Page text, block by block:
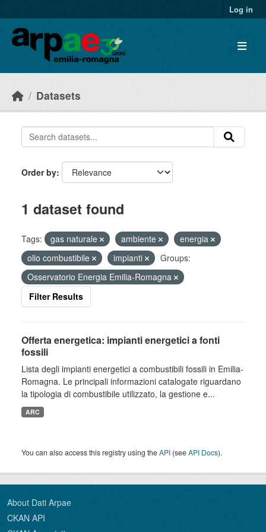
Log in
Datasets
Order by
1 dataset found
Tags: gas naturale ambiente
energia
olio combustibile
impianti
Groups:
Osservatorio Energia Emilia-Romagna
Filter Results
Offerta energetica: impianti energetici a fonti
fossili
Lista degli impianti energetici a combustibili fossili in Emilia-
Romagna. Le principali informazioni catalogate riguardano
la tipologia di combustibile utilizzato, la gestione e...
ARC
You can also access this registry using theAPI (seeAPI Docs).
About Dati Arpae
CKAN API